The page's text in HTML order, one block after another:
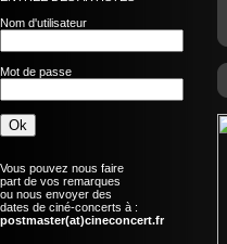
Nom d'utilisateur
Mot de passe
Vous pouvez nous faire
part de vos remarques
ou nous envoyer des
dates de ciné-concerts à :
postmaster(at)cineconcert.fr